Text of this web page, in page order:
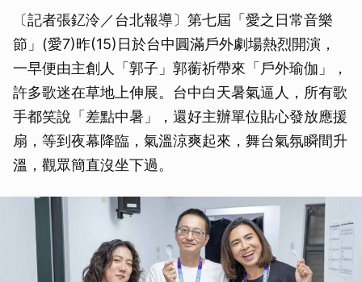
〔記者張釔泠／台北報導〕第七屆「愛之日常音樂
節」(愛7)昨(15)日於台中圓滿戶外劇場熱烈開演，
一早便由主創人「郭子」郭蘅祈帶來「戶外瑜伽」，
許多歌迷在草地上伸展。台中白天暑氣逼人，所有歌
手都笑說「差點中暑」，還好主辦單位貼心發放應援
扇，等到夜幕降臨，氣溫涼爽起來，舞台氣氛瞬間升
溫，觀眾簡直沒坐下過。